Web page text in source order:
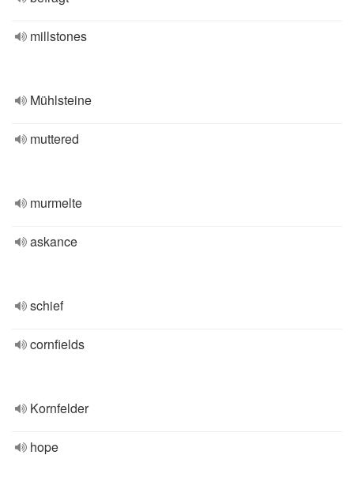
millstones
Mühlsteine
muttered
murmelte
askance
schief
cornfields
Kornfelder
hope